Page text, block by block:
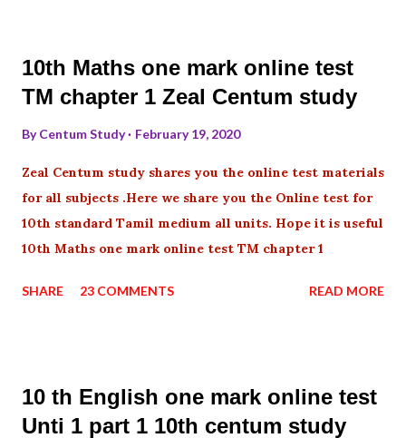
10th Maths one mark online test
TM chapter 1 Zeal Centum study
ByCentum Study February 19, 2020
Zeal Centum study shares you the online test materials
for all subjects .Here we share you the Online test for
10th standard Tamil medium all units. Hope it is useful
10th Maths one mark online test TM chapter 1
SHARE 23 COMMENTS READ MORE
10 th English one mark online test
Unti 1 part 1 10th centum study